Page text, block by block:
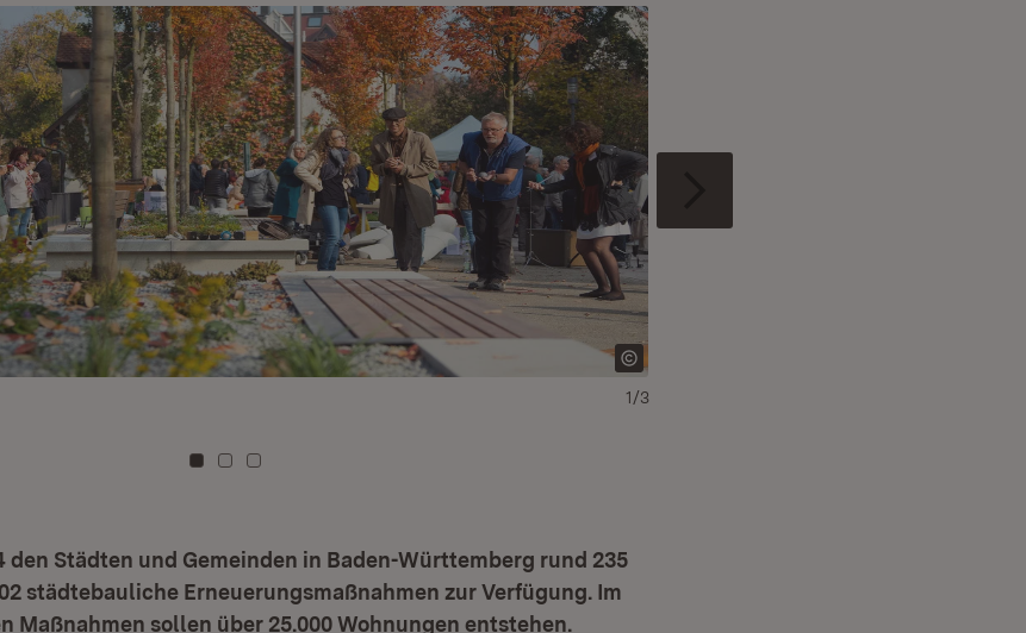
Zu Kachel: 0
Zu Kachel: 1
Zu Kachel: 2
1/3
den Städten und Gemeinden in Baden-Württemberg rund 235
städtebauliche Erneuerungsmaßnahmen zur Verfügung. Im
Maßnahmen sollen über 25.000 Wohnungen entstehen.